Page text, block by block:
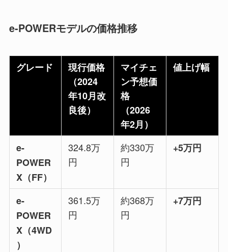
e-POWERモデルの価格推移
グレード
現行価格
（2024
年10月改
良後）
マイチェ
ン予想価
格
（2026
年2月）
値上げ幅
e-
POWER
X（FF）
324.8万
円
約330万
円
+5万円
e-
POWER
X（4WD
）
361.5万
円
約368万
円
+7万円